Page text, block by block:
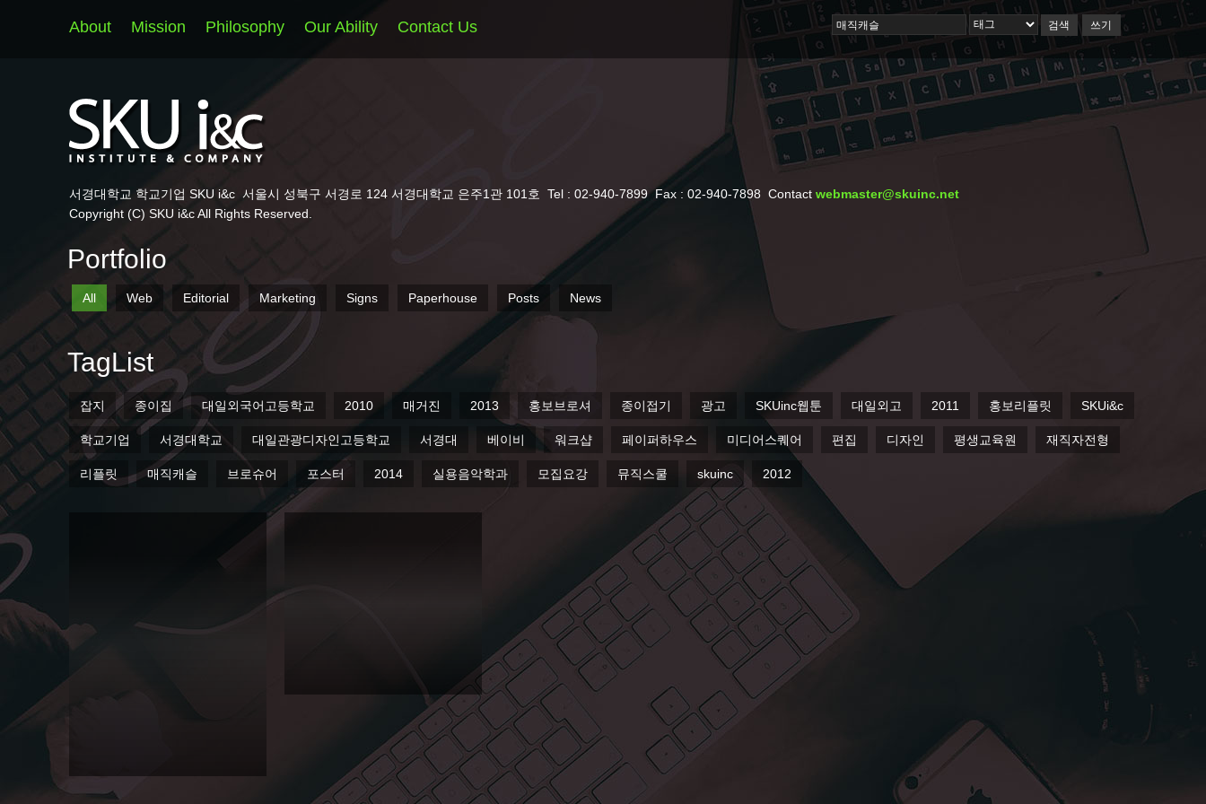
검색 쓰기
About Mission Philosophy Our Ability Contact Us
서경대학교 학교기업 SKU i&c 서울시 성북구 서경로 124 서경대학교 은주1관 101호 Tel : 02-940-7899 Fax : 02-940-7898 Contactwebmaster@skuinc.net
Copyright (C) SKU i&c All Rights Reserved.
Portfolio
All Web Editorial Marketing Signs Paperhouse Posts News
TagList
잡지 종이집 대일외국어고등학교 2010 매거진 2013 홍보브로셔 종이접기 광고 SKUinc웹툰 대일외고 2011 홍보리플릿 SKUi&c
학교기업 서경대학교 대일관광디자인고등학교 서경대 베이비 워크샵 페이퍼하우스 미디어스퀘어 편집 디자인 평생교육원 재직자전형
리플릿 매직캐슬 브로슈어 포스터 2014 실용음악학과 모집요강 뮤직스쿨 skuinc 2012
즐거운 육아 행복한 엄마 육아매거진
즐거운 육아 행복한 엄마 육아매거진
베이비 5월호에 페이퍼 하우스가 소개
여러가지 선물들을 소개하는 페이지
에, 우리 페이퍼하우...